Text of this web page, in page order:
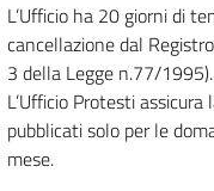
L’Ufficio ha 20 giorni di
cancellazione dal
3 della Legge n.77/1995).
L’Ufficio Protesti
pubblicati solo per le
mese.